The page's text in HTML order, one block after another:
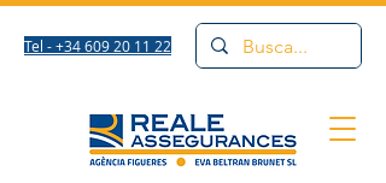
Tel - +34 609 20 11 22